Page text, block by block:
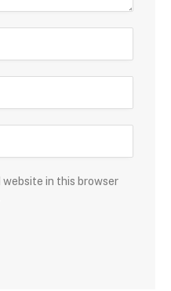
website in this browser